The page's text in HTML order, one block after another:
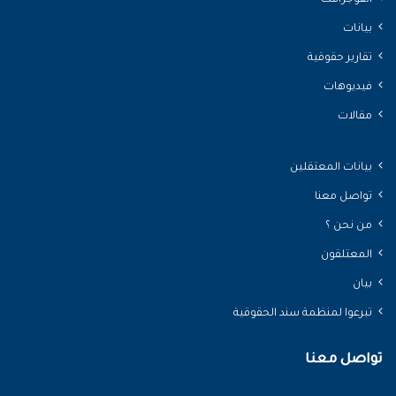
بيانات
تقارير حقوقية
فيديوهات
مقالات
بيانات المعتقلين
تواصل معنا
من نحن ؟
المعتلقون
بيان
تبرعوا لمنظمة سند الحقوقية
تواصل معنا